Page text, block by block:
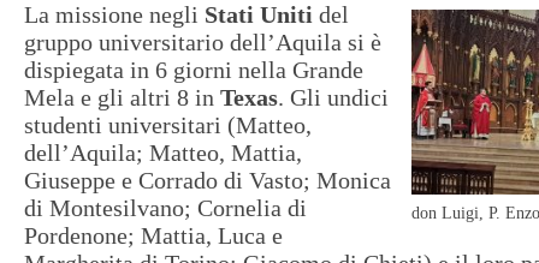
don Luigi, P.
La missione negli Stati Uniti del
gruppo universitario dell’Aquila si è
dispiegata in 6 giorni nella Grande
Mela e gli altri 8 in Texas. Gli undici
studenti universitari (Matteo,
dell’Aquila; Matteo, Mattia,
Giuseppe e Corrado di Vasto; ⁠Monica
di Montesilvano; ⁠Cornelia di
Pordenone; ⁠Mattia, Luca e